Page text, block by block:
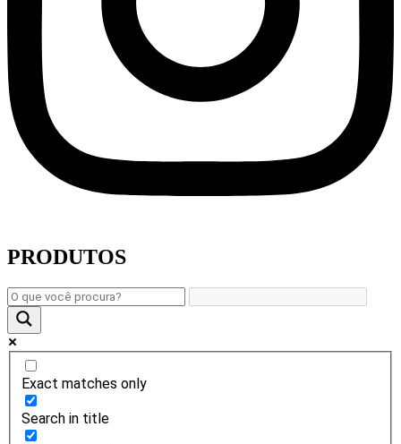
PRODUTOS
Exact matches only
Search in title